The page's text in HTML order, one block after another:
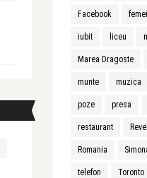
Facebook
iubit liceu
Marea Dragoste
munte muzica
poze presa
restaurant
Romania
telefon Toronto